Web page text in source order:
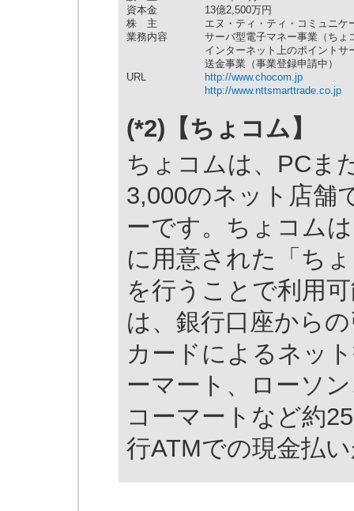
資本金
13億2,500万円
株 主
エヌ・ティ・ティ・コミュニケ
業務内容
サーバ型電子マネー事業（ちょ
インターネット上のポイントサ
送金事業（事業登録申請中）
URL
http://www.chocom.jp
http://www.nttsmarttrade.co.jp
(*2)【ちょコム】
ちょコムは、PCま
3,000のネット店舗
ーです。ちょコム
に用意された「ち
を行うことで利用
は、銀行口座から
カードによるネッ
ーマート、ローソ
コーマートなど約
行ATMでの現金払